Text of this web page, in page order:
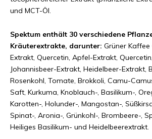
und MCT-Öl.
Spektum enthält 30 verschiedene
Kräuterextrakte, darunter: Grüner
Extrakt, Quercetin, Apfel-Extrakt,
Johannisbeer-Extrakt, Heidelbeer-Extrakt,
Rosenkohl, Tomate, Brokkoli, Camu-
Saft, Kurkuma, Knoblauch-, Basilikum-,
Karotten-, Holunder-, Mangostan-,
Spinat-, Aronia-, Grünkohl-, Brombeere-,
Heiliges Basilikum- und Heidelbeerextrakt.